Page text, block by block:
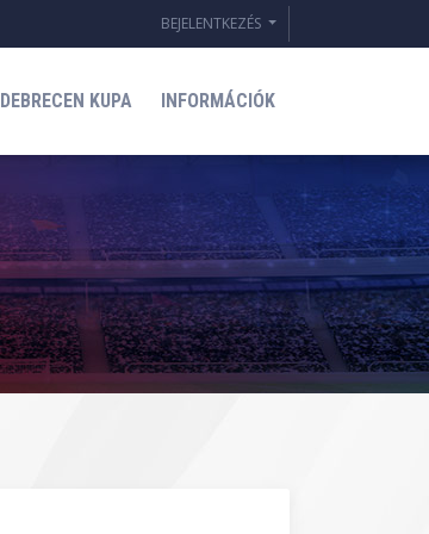
BEJELENTKEZÉS
DEBRECEN KUPA INFORMÁCIÓK